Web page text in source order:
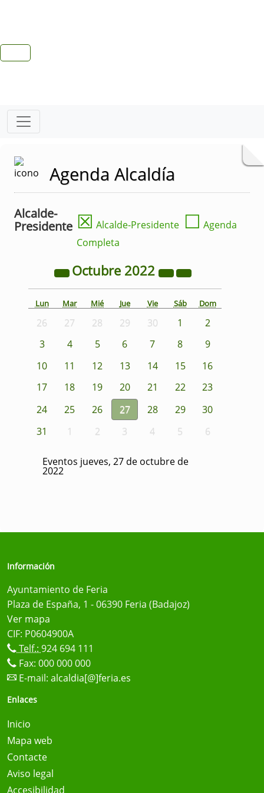
Agenda Alcaldía
Alcalde-
Presidente ☒ Alcalde-Presidente ☐ Agenda
Completa
Octubre 2022
Lun Mar Mié Jue Vie Sáb Dom
26 27 28 29 30 1
2
3
4 5 6 7 8
9
10
11 12 13 14 15
16
17
18 19 20 21 22
23
24
25 26 27 28 29
30
31
1 2 3 4 5 6
Eventos jueves, 27 de octubre de
2022
Información
Ayuntamiento de Feria
Plaza de España, 1 - 06390 Feria (Badajoz)
Ver mapa
CIF: P0604900A
Telf.: 924 694 111
Fax: 000 000 000
E-mail: alcaldia[@]feria.es
Enlaces
Inicio
Mapa web
Contacte
Aviso legal
Accesibilidad